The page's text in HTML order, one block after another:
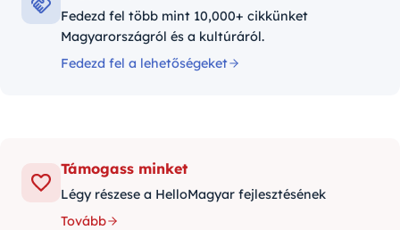
Fedezd fel több mint 10,000+ cikkünket
Magyarországról és a kultúráról.
Fedezd fel a lehetőségeket
Támogass minket
Légy részese a HelloMagyar fejlesztésének
Tovább